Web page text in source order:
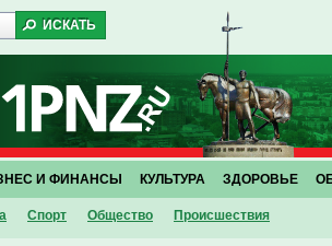
Спорт Общество Проиcшествия
И ФИНАНСЫ КУЛЬТУРА ЗДОРОВЬЕ